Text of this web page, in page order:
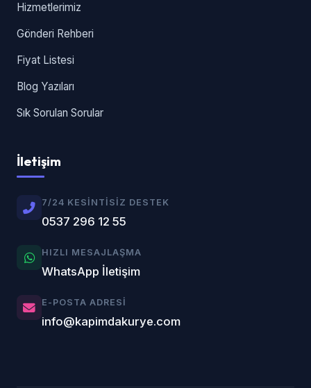
Hizmetlerimiz
Gönderi Rehberi
Fiyat Listesi
Blog Yazıları
Sık Sorulan Sorular
İletişim
7/24 KESINTISIZ DESTEK
0537 296 12 55
HIZLI MESAJLAŞMA
WhatsApp İletişim
E-POSTA ADRESI
info@kapimdakurye.com